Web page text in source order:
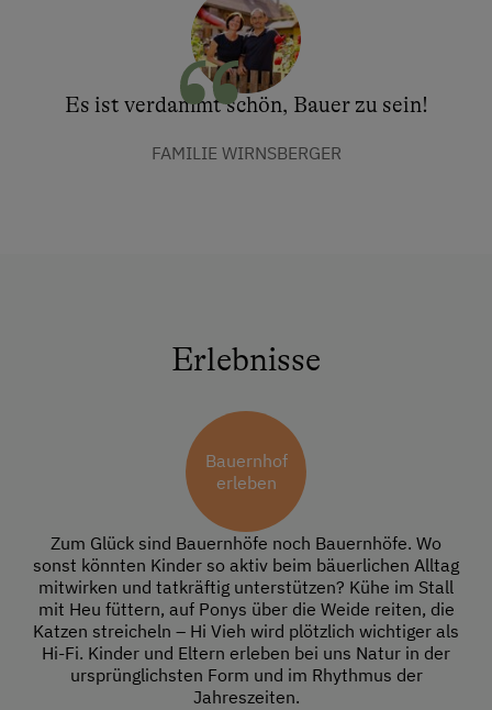
Es ist verdammt schön, Bauer zu sein!
FAMILIE WIRNSBERGER
Erlebnisse
Bauernhof
erleben
Zum Glück sind Bauernhöfe noch Bauernhöfe. Wo
sonst könnten Kinder so aktiv beim bäuerlichen Alltag
mitwirken und tatkräftig unterstützen? Kühe im Stall
mit Heu füttern, auf Ponys über die Weide reiten, die
Katzen streicheln – Hi Vieh wird plötzlich wichtiger als
Hi-Fi. Kinder und Eltern erleben bei uns Natur in der
ursprünglichsten Form und im Rhythmus der
Jahreszeiten.